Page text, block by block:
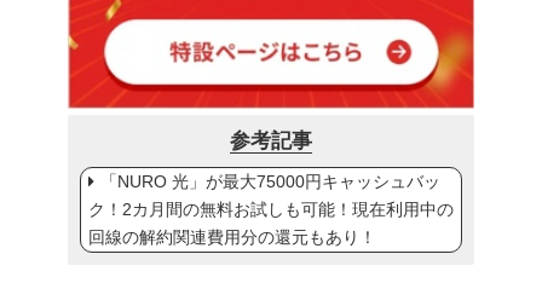
参考記事
「NURO 光」が最大75000円キャッシュバッ
ク！2カ月間の無料お試しも可能！現在利用中の
回線の解約関連費用分の還元もあり！